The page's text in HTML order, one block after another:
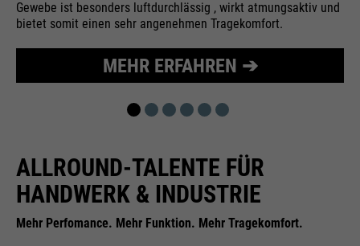
Zweck
Wird zur Begrenzung der Request-
Rate verwendet.
_fbp
Laufzeit
24 Monate
Zweck
Wird für das Facebook Pixel
Gewebe ist besonders luftdurchlässig , wirkt atmungsaktiv und
bietet somit einen sehr angenehmen Tragekomfort.
MEHR ERFAHREN ➔
ALLROUND-TALENTE FÜR
HANDWERK & INDUSTRIE
Mehr Perfomance. Mehr Funktion. Mehr Tragekomfort.